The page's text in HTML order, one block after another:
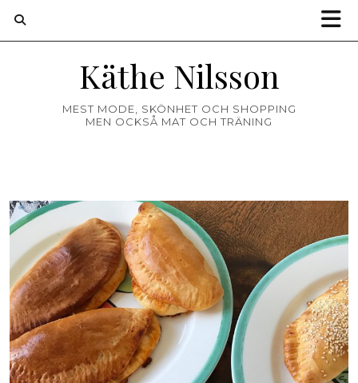
Käthe Nilsson
MEST MODE, SKÖNHET OCH SHOPPING
MEN OCKSÅ MAT OCH TRÄNING